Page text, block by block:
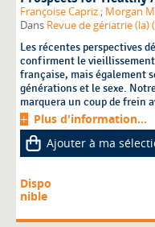
Françoise Capriz ; Morgan
Dans Revue de gériatrie (la)
Les récentes perspectives
confirment le
française, mais également
générations et le sexe.
marquera un coup de frein
Plus d'information...
Ajouter à ma
Dispo
nible